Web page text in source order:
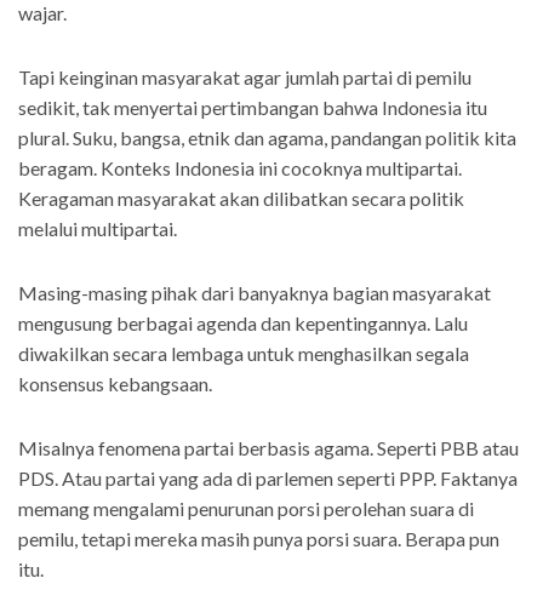
wajar.
Tapi keinginan masyarakat agar jumlah partai di pemilu
sedikit, tak menyertai pertimbangan bahwa Indonesia itu
plural. Suku, bangsa, etnik dan agama, pandangan politik kita
beragam. Konteks Indonesia ini cocoknya multipartai.
Keragaman masyarakat akan dilibatkan secara politik
melalui multipartai.
Masing-masing pihak dari banyaknya bagian masyarakat
mengusung berbagai agenda dan kepentingannya. Lalu
diwakilkan secara lembaga untuk menghasilkan segala
konsensus kebangsaan.
Misalnya fenomena partai berbasis agama. Seperti PBB atau
PDS. Atau partai yang ada di parlemen seperti PPP. Faktanya
memang mengalami penurunan porsi perolehan suara di
pemilu, tetapi mereka masih punya porsi suara. Berapa pun
itu.